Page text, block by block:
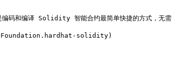
编译 Solidity 智能合约最简单快捷的方式，无需
solidity)